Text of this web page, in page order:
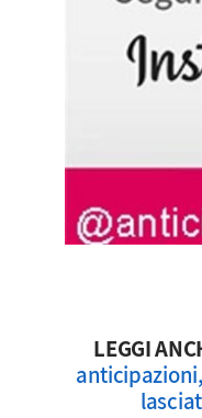
LEGGI